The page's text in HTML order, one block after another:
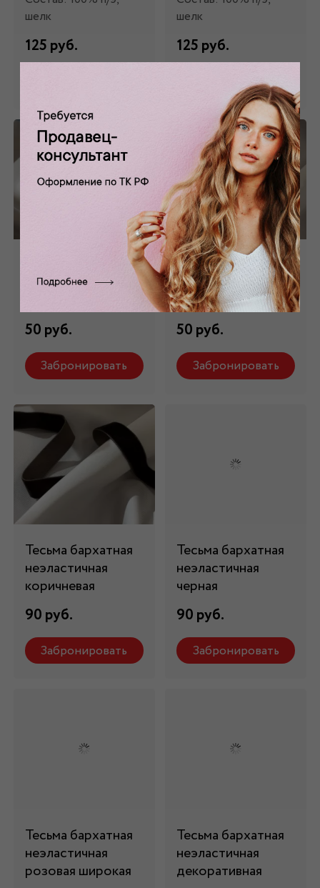
шелк
125 руб.
шелк
125 руб.
Забронировать
Тесьма бархатная
неэластичная
50 руб.
Забронировать
Тесьма бархатная
неэластичная
красная
50 руб.
Забронировать
Тесьма бархатная
неэластичная
коричневая
90 руб.
Забронировать
Тесьма бархатная
неэластичная
черная
90 руб.
Забронировать
Тесьма бархатная
неэластичная
розовая широкая
Тесьма бархатная
неэластичная
декоративная